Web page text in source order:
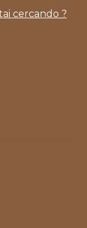
cercando ?